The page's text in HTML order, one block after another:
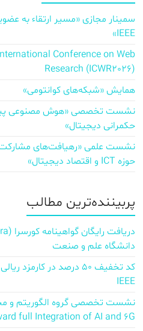
IEEE»
Conference on Web
Research (ICWR2026)
همایش «شبکه‌های کوانتومی»
نشست تخصصی «هوش مصنوعی
حکمرانی دیجیتال»
نشست علمی «رهیافت‌های مشارکت
حوزه ICT و اقتصاد دیجیتال»
پربیننده‌ترین مطالب
دانشگاه علم و صنعت
IEEE
نشست تخصصی گروه الگوریتم و
full Integration of AI and 6G